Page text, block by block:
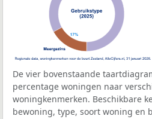
De vier bovenstaande
percentage woningen naar
woningkenmerken. Beschikbare
bewoning, type, soort woning en